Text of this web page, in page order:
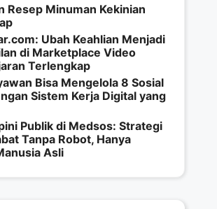
Resep Minuman Kekinian
Ubah Keahlian Menjadi
di Marketplace Video
Terlengkap
Bisa Mengelola 8 Sosial
Sistem Kerja Digital yang
Publik di Medsos: Strategi
Tanpa Robot, Hanya
Asli